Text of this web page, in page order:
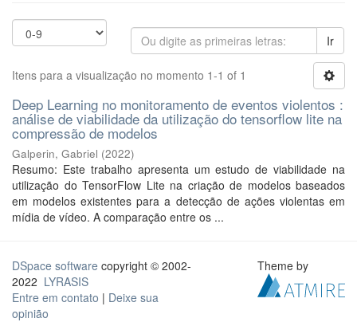
Ir
Itens para a visualização no momento 1-1 of 1
Deep Learning no monitoramento de eventos violentos :
análise de viabilidade da utilização do tensorflow lite na
compressão de modelos
Galperin, Gabriel (2022)
Resumo: Este trabalho apresenta um estudo de viabilidade na
utilização do TensorFlow Lite na criação de modelos baseados
em modelos existentes para a detecção de ações violentas em
mídia de vídeo. A comparação entre os ...
DSpace software copyright © 2002-
2022 LYRASIS
Entre em contato | Deixe sua
opinião
Theme by